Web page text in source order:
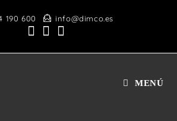
190 600 info@dimco.es
MENÚ